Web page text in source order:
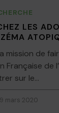
LES
mission de
Française de
sur le...
9 mars 2020